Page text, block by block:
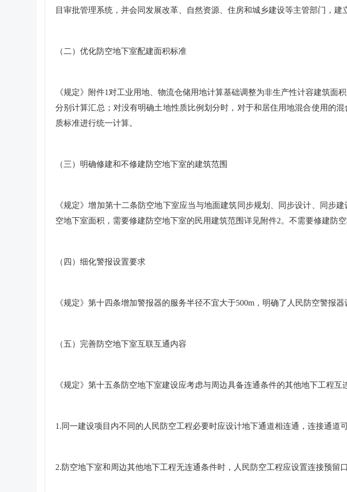
目审批管理系统，并会同发展改革、自然资源、住房和城乡建设等主管部门，
（二）优化防空地下室配建面积标准
《规定》附件1对工业用地、物流仓储用地计算基础调整为非生产性计容建筑
分别计算汇总；对没有明确土地性质比例划分时，对于和居住用地混合使用的
质标准进行统一计算。
（三）明确修建和不修建防空地下室的建筑范围
《规定》增加第十二条防空地下室应当与地面建筑同步规划、同步设计、同步
空地下室面积，需要修建防空地下室的民用建筑范围详见附件2。不需要修建防空
（四）细化警报设置要求
《规定》第十四条增加警报器的服务半径不宜大于500m，明确了人民防空警报器
（五）完善防空地下室互联互通内容
《规定》第十五条防空地下室建设应考虑与周边具备连通条件的其他地下工程互
1.同一建设项目内不同的人民防空工程必要时应设计地下通道相连通，连接通道
2.防空地下室和周边其他地下工程无连通条件时，人民防空工程应设置连接预留口